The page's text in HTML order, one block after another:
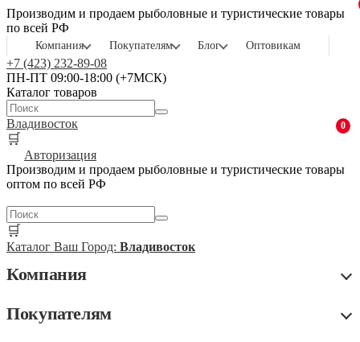
Производим и продаем рыболовные и туристические товары
по всей РФ
Компания Покупателям Блог Оптовикам
+7 (423) 232-89-08
ПН-ПТ 09:00-18:00 (+7МСК)
Каталог товаров
Владивосток
🛒
0
Авторизация
Производим и продаем рыболовные и туристические товары
оптом по всей РФ
🛒
Каталог Ваш Город: Владивосток
Компания
Покупателям